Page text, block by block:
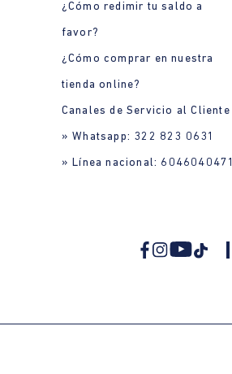
¿Cómo redimir tu saldo a
favor?
¿Cómo comprar en nuestra
tienda online?
Canales de Servicio al Cliente
» Whatsapp: 322 823 0631
» Línea nacional: 6046040471